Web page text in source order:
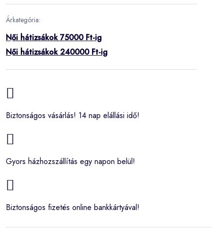
Árkategória:
Női hátizsákok 75000 Ft-ig
Női hátizsákok 240000 Ft-ig
Biztonságos vásárlás! 14 nap elállási idő!
Gyors házhozszállítás egy napon belül!
Biztonságos fizetés online bankkártyával!